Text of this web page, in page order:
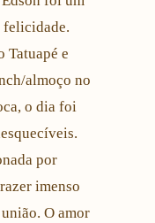
felicidade.
Tatuapé e
almoço no
o dia foi
por
imenso
O amor